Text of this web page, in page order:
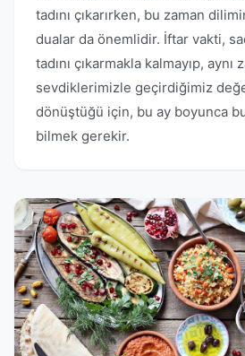
tadını çıkarırken, bu zaman
dualar da önemlidir. İftar vakti,
tadını çıkarmakla kalmayıp, aynı
sevdiklerimizle geçirdiğimiz
dönüştüğü için, bu ay boyunca
bilmek gerekir.